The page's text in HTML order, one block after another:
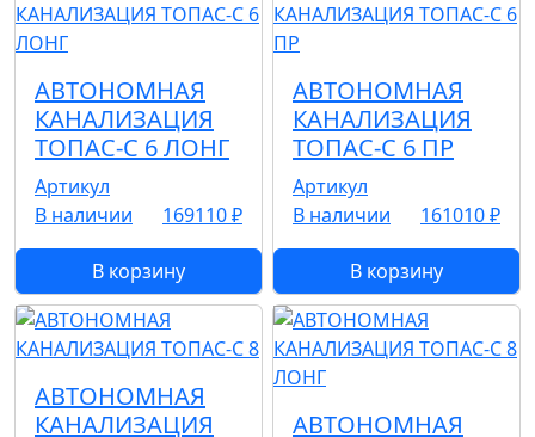
АВТОНОМНАЯ
КАНАЛИЗАЦИЯ
ТОПАС-С 6 ЛОНГ
Артикул
В наличии
169110 ₽
В корзину
АВТОНОМНАЯ
КАНАЛИЗАЦИЯ
ТОПАС-С 6 ПР
Артикул
В наличии
161010 ₽
В корзину
АВТОНОМНАЯ
КАНАЛИЗАЦИЯ
АВТОНОМНАЯ